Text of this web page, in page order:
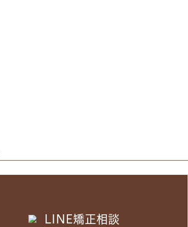
LINE矯正相談